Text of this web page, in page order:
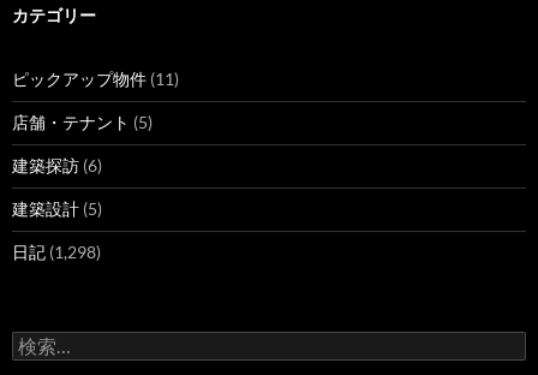
カテゴリー
ピックアップ物件 (11)
店舗・テナント (5)
建築探訪 (6)
建築設計 (5)
日記 (1,298)
検
索